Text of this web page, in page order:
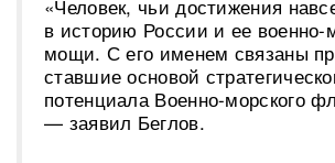
«Человек, чьи достижения
в историю России и ее военно-
мощи. С его именем связаны
ставшие основой
потенциала Военно-морского
— заявил Беглов.